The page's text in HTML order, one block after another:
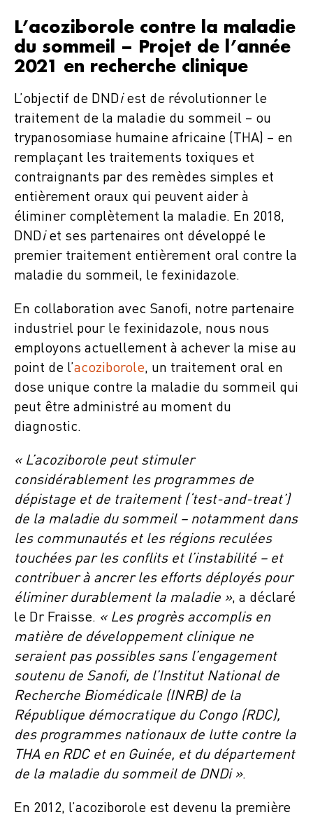
L’acoziborole contre la maladie
du sommeil – Projet de l’année
2021 en recherche clinique
L’objectif de DNDiest de révolutionner le
traitement de la maladie du sommeil – ou
trypanosomiase humaine africaine (THA) – en
remplaçant les traitements toxiques et
contraignants par des remèdes simples et
entièrement oraux qui peuvent aider à
éliminer complètement la maladie. En 2018,
DNDiet ses partenaires ont développé le
premier traitement entièrement oral contre la
maladie du sommeil, le fexinidazole.
En collaboration avec Sanofi, notre partenaire
industriel pour le fexinidazole, nous nous
employons actuellement à achever la mise au
point de l’acoziborole, un traitement oral en
dose unique contre la maladie du sommeil qui
peut être administré au moment du
diagnostic.
« L’acoziborole peut stimuler
considérablement les programmes de
dépistage et de traitement (‘test-and-treat’)
de la maladie du sommeil – notamment dans
les communautés et les régions reculées
touchées par les conflits et l’instabilité – et
contribuer à ancrer les efforts déployés pour
éliminer durablement la maladie », a déclaré
le Dr Fraisse. « Les progrès accomplis en
matière de développement clinique ne
seraient pas possibles sans l’engagement
soutenu de Sanofi, de l’Institut National de
Recherche Biomédicale (INRB) de la
République démocratique du Congo (RDC),
des programmes nationaux de lutte contre la
THA en RDC et en Guinée, et du département
de la maladie du sommeil de DNDi ».
En 2012, l’acoziborole est devenu la première